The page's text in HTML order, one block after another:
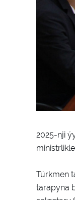
2025-nji
Türkmen
tarapyna